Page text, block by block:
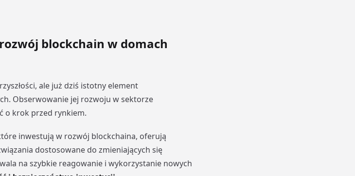
blockchain w domach
ale już dziś istotny element
Obserwowanie jej rozwoju w sektorze
o krok przed rynkiem.
inwestują w rozwój blockchaina, oferują
dostosowane do zmieniających się
na szybkie reagowanie i wykorzystanie nowych